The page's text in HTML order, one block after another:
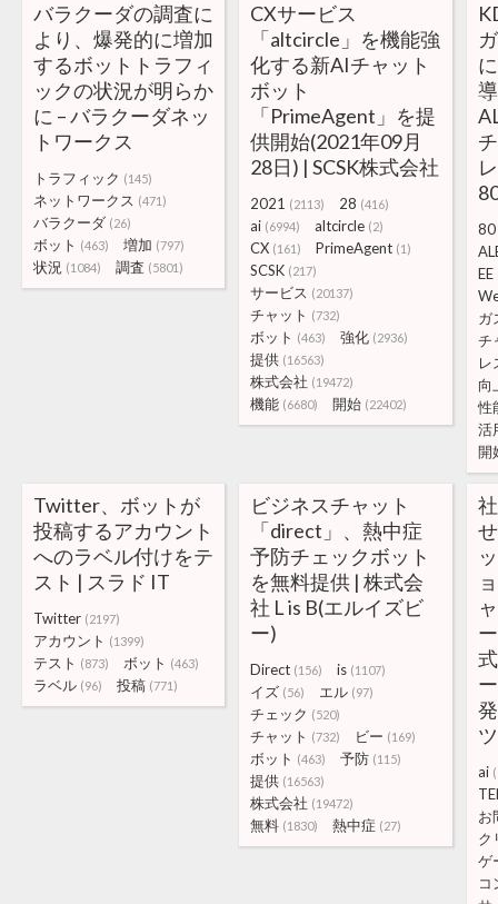
バラクーダの調査に
より、爆発的に増加
するボットトラフィ
ックの状況が明らか
に – バラクーダネッ
トワークス
トラフィック (145)
ネットワークス (471)
バラクーダ (26)
ボット (463) 増加 (797)
状況 (1084) 調査 (5801)
CXサービス
「altcircle」を機能強
化する新AIチャット
ボット
「PrimeAgent」を提
供開始(2021年09月
28日) | SCSK株式会社
2021 (2113) 28 (416)
ai (6994) altcircle (2)
CX (161) PrimeAgent (1)
SCSK (217)
サービス (20137)
チャット (732)
ボット (463) 強化 (2936)
提供 (16563)
株式会社 (19472)
機能 (6680) 開始 (22402)
80
EE
ガ
チ
レ
向
性
活
開
Twitter、ボットが
投稿するアカウント
へのラベル付けをテ
スト | スラド IT
Twitter (2197)
アカウント (1399)
テスト (873) ボット (463)
ラベル (96) 投稿 (771)
ビジネスチャット
「direct」、熱中症
予防チェックボット
を無料提供 | 株式会
社 L is B(エルイズビ
ー)
Direct (156) is (1107)
イズ (56) エル (97)
チェック (520)
チャット (732) ビー (169)
ボット (463) 予防 (115)
提供 (16563)
株式会社 (19472)
無料 (1830) 熱中症 (27)
ai
お
ク
ゲ
コ